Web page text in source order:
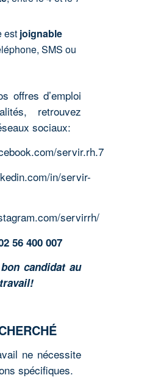
estjoignable
SMS ou
offres d’emploi
retrouvez
sociaux:
servir.rh.7
in/servir-
servirrh/
56 400 007
candidat au
ne nécessite
spécifiques.